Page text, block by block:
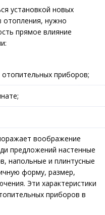
установкой новых
отопления, нужно
прямое влияние
приборов;
воображение
предложений настенные
напольные и плинтусные
форму, размер,
Эти характеристики
приборов в